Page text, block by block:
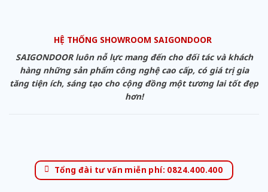
HỆ THỐNG SHOWROOM SAIGONDOOR
SAIGONDOOR luôn nỗ lực mang đến cho đối tác và khách
hàng những sản phẩm công nghệ cao cấp, có giá trị gia
tăng tiện ích, sáng tạo cho cộng đồng một tương lai tốt đẹp
hơn!
Tổng đài tư vấn miễn phí: 0824.400.400